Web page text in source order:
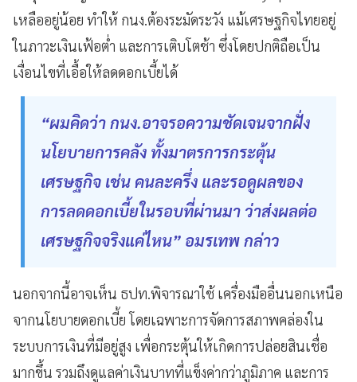
เหลืออยู่น้อย ทำให้ กนง.ต้องระมัดระวัง แม้เศรษฐกิจไทยอยู่
ในภาวะเงินเฟ้อต่ำ และการเติบโตช้า ซึ่งโดยปกติถือเป็น
เงื่อนไขที่เอื้อให้ลดดอกเบี้ยได้
“ผมคิดว่า กนง.อาจรอความชัดเจนจากฝั่ง
นโยบายการคลัง ทั้งมาตรการกระตุ้น
เศรษฐกิจ เช่น คนละครึ่ง และรอดูผลของ
การลดดอกเบี้ยในรอบที่ผ่านมา ว่าส่งผลต่อ
เศรษฐกิจจริงแค่ไหน” อมรเทพ กล่าว
นอกจากนี้อาจเห็น ธปท.พิจารณาใช้ เครื่องมืออื่นนอกเหนือ
จากนโยบายดอกเบี้ย โดยเฉพาะการจัดการสภาพคล่องใน
ระบบการเงินที่มีอยู่สูง เพื่อกระตุ้นให้เกิดการปล่อยสินเชื่อ
มากขึ้น รวมถึงดูแลค่าเงินบาทที่แข็งค่ากว่าภูมิภาค และการ